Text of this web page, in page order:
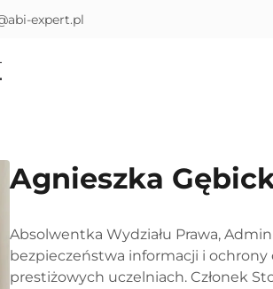
expert.pl
Agnieszka
Absolwentka Wydziału Prawa,
bezpieczeństwa informacji i
prestiżowych uczelniach. Członek